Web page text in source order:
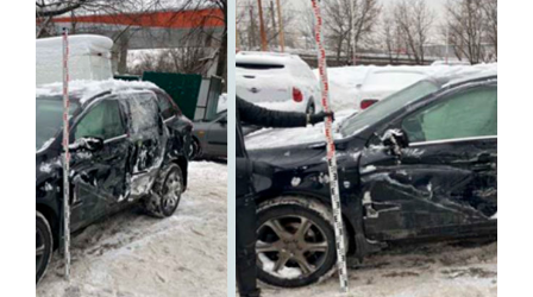
МЕТКА:
УЩЕРБА